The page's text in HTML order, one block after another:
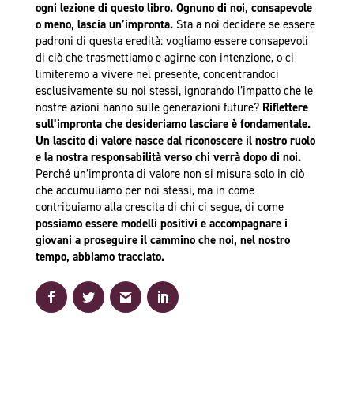
ogni lezione di questo libro. Ognuno di noi, consapevole
o meno, lascia un’impronta.Sta a noi decidere se essere
padroni di questa eredità: vogliamo essere consapevoli
di ciò che trasmettiamo e agirne con intenzione, o ci
limiteremo a vivere nel presente, concentrandoci
esclusivamente su noi stessi, ignorando l’impatto che le
nostre azioni hanno sulle generazioni future? Riflettere
sull’impronta che desideriamo lasciare è fondamentale.
Un lascito di valore nasce dal riconoscere il nostro ruolo
e la nostra responsabilità verso chi verrà dopo di noi.
Perché un’impronta di valore non si misura solo in ciò
che accumuliamo per noi stessi, ma in come
contribuiamo alla crescita di chi ci segue, di come
possiamo essere modelli positivi e accompagnare i
giovani a proseguire il cammino che noi, nel nostro
tempo, abbiamo tracciato.